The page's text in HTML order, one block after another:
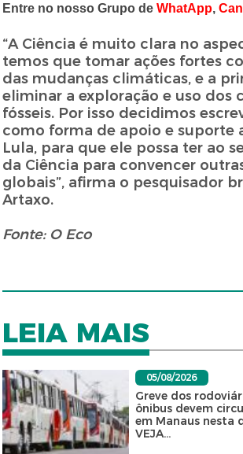
Entre no nosso Grupo deWhatApp,
“A Ciência é muito clara no
temos que tomar ações fortes
das mudanças climáticas, e a
eliminar a exploração e uso dos
fósseis. Por isso decidimos
como forma de apoio e suporte
Lula, para que ele possa ter ao
da Ciência para convencer
globais”, afirma o pesquisador
Artaxo.
Fonte: O Eco
LEIA MAIS
05/08/2026
Greve dos
ônibus devem
em Manaus nesta
VEJA...